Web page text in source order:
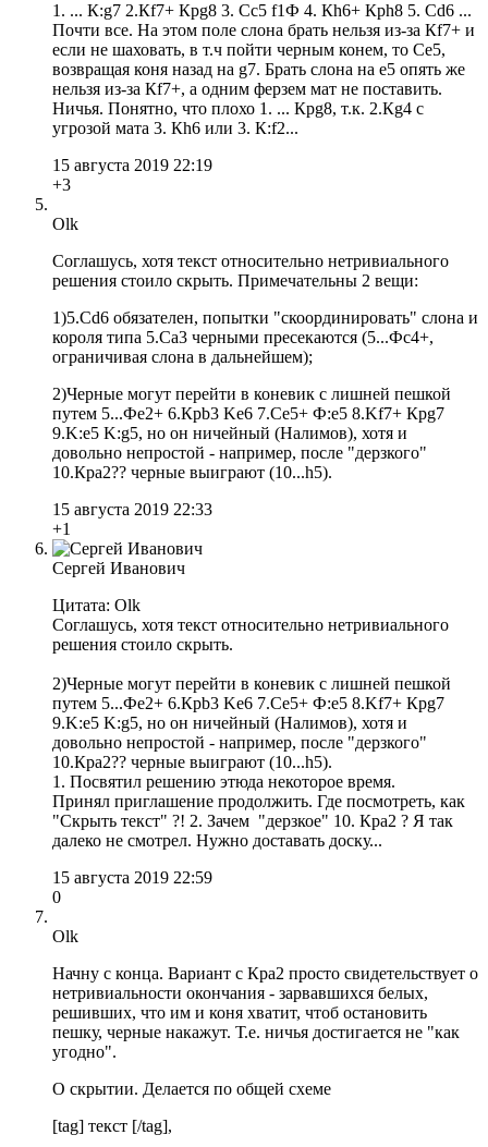
1. ... К:g7 2.Кf7+ Крg8 3. Сс5 f1Ф 4. Кh6+ Крh8 5. Сd6 ...
Почти все. На этом поле слона брать нельзя из-за Кf7+ и
если не шаховать, в т.ч пойти черным конем, то Се5,
возвращая коня назад на g7. Брать слона на е5 опять же
нельзя из-за Кf7+, а одним ферзем мат не поставить.
Ничья. Понятно, что плохо 1. ... Крg8, т.к. 2.Кg4 с
угрозой мата 3. Кh6 или 3. К:f2...
15 августа 2019 22:19
+3
Olk
Соглашусь, хотя текст относительно нетривиального
решения стоило скрыть. Примечательны 2 вещи:
1)5.Cd6 обязателен, попытки "скоординировать" слона и
короля типа 5.Сa3 черными пресекаются (5...Фс4+,
ограничивая слона в дальнейшем);
2)Черные могут перейти в коневик с лишней пешкой
путем 5...Фe2+ 6.Крb3 Ke6 7.Сe5+ Ф:e5 8.Kf7+ Крg7
9.K:e5 K:g5, но он ничейный (Налимов), хотя и
довольно непростой - например, после "дерзкого"
10.Крa2?? черные выиграют (10...h5).
15 августа 2019 22:33
+1
Сергей Иванович
Цитата: Olk
Соглашусь, хотя текст относительно нетривиального
решения стоило скрыть.
2)Черные могут перейти в коневик с лишней пешкой
путем 5...Фe2+ 6.Крb3 Ke6 7.Сe5+ Ф:e5 8.Kf7+ Крg7
9.K:e5 K:g5, но он ничейный (Налимов), хотя и
довольно непростой - например, после "дерзкого"
10.Крa2?? черные выиграют (10...h5).
1. Посвятил решению этюда некоторое время.
Принял приглашение продолжить. Где посмотреть, как
"Скрыть текст" ?! 2. Зачем "дерзкое" 10. Крa2 ? Я так
далеко не смотрел. Нужно доставать доску...
15 августа 2019 22:59
0
Olk
Начну с конца. Вариант с Крa2 просто свидетельствует о
нетривиальности окончания - зарвавшихся белых,
решивших, что им и коня хватит, чтоб остановить
пешку, черные накажут. Т.е. ничья достигается не "как
угодно".
О скрытии. Делается по общей схеме
[tag] текст [/tag],